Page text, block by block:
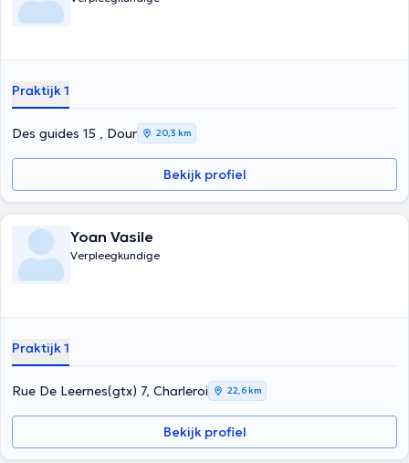
Praktijk 1
Des guides 15 , Dour 20,3 km
Bekijk profiel
Yoan Vasile
Verpleegkundige
Praktijk 1
Rue De Leernes(gtx) 7, Charleroi 22,6 km
Bekijk profiel